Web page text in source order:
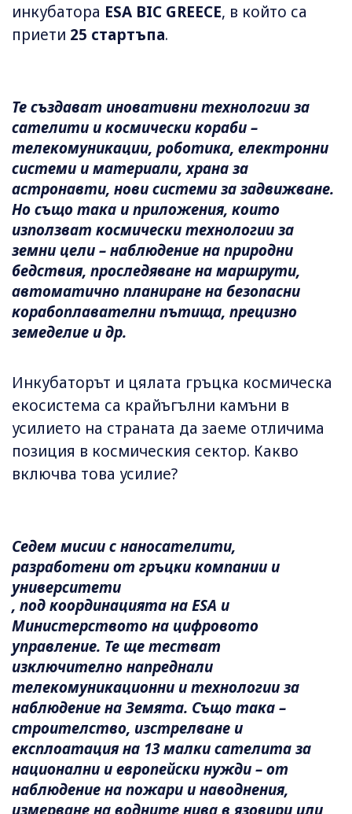
инкубатора ESA BIC GREECE, в който са
приети 25 стартъпа.
Те създават иновативни технологии за
сателити и космически кораби –
телекомуникации, роботика, електронни
системи и материали, храна за
астронавти, нови системи за задвижване.
Но също така и приложения, които
използват космически технологии за
земни цели – наблюдение на природни
бедствия, проследяване на маршрути,
автоматично планиране на безопасни
корабоплавателни пътища, прецизно
земеделие и др.
Инкубаторът и цялата гръцка космическа
екосистема са крайъгълни камъни в
усилието на страната да заеме отличима
позиция в космическия сектор. Какво
включва това усилие?
Седем мисии с наносателити,
разработени от гръцки компании и
университети
, под координацията на ESA и
Министерството на цифровото
управление. Те ще тестват
изключително напреднали
телекомуникационни и технологии за
наблюдение на Земята. Също така –
строителство, изстрелване и
експлоатация на 13 малки сателита за
национални и европейски нужди – от
наблюдение на пожари и наводнения,
измерване на водните нива в язовири или